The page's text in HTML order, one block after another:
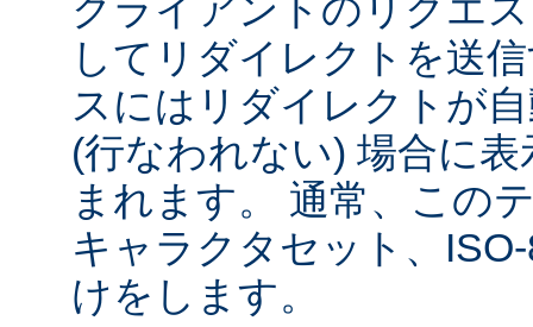
クライアントのリクエ
してリダイレクトを送
スにはリダイレクトが
(行なわれない) 場合に
まれます。 通常、この
キャラクタセット、
けをします。